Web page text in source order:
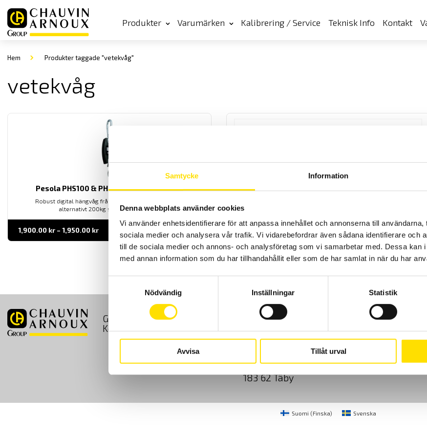
Samtycke Information
Denna webbplats använder cookies
Vi använder enhetsidentifierare för att anpassa innehållet och annonserna till
sociala medier och analysera vår trafik. Vi vidarebefordrar även sådana identifierare och
till de sociala medier och annons- och analysföretag som vi samarbetar med. Dessa kan
med annan information som du har tillhandahållit eller som de har samlat in när du har
Nödvändig
Inställningar Statistik
Avvisa Tillåt urval
Produkter Varumärken Kalibrering / Service Teknisk Info Kontakt
Hem Produkter taggade "vetekvåg"
vetekvåg
Pesola PHS100 & PHS200 Digitalhängvåg
Robust digital hängvåg från PESOLA, finns med 100 kg
alternativt 200kg som maxkapacitet.
1,900.00 kr – 1,950.00 krPrisintervall:
1,900.00 kr
till
1,950.00 kr
LÄS MER
Pesola PCS0300 & PCS1000 Digitalhängvåg
5,900.00 kr LÄS MER
GDPR Köpvillkor Cookies
Kontakt
Sjöflygvägen 35
183 62 Täby
08-50 52 68 00
Suomi (Finska) Svenska